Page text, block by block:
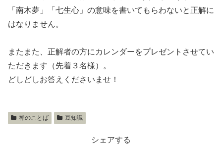
「南木夢」「七生心」の意味を書いてもらわないと正解に
はなりません。
またまた、正解者の方にカレンダーをプレゼントさせてい
ただきます（先着３名様）。
どしどしお答えくださいませ！
禅のことば 豆知識
シェアする